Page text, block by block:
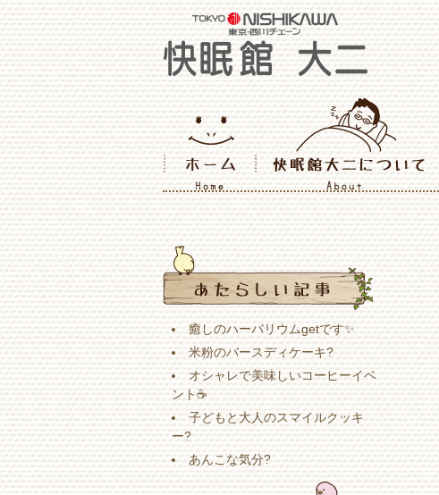
癒しのハーバリウムgetです✨
米粉のバースディケーキ?
オシャレで美味しいコーヒーイベ
ント☕️
子どもと大人のスマイルクッキ
ー?
あんこな気分?